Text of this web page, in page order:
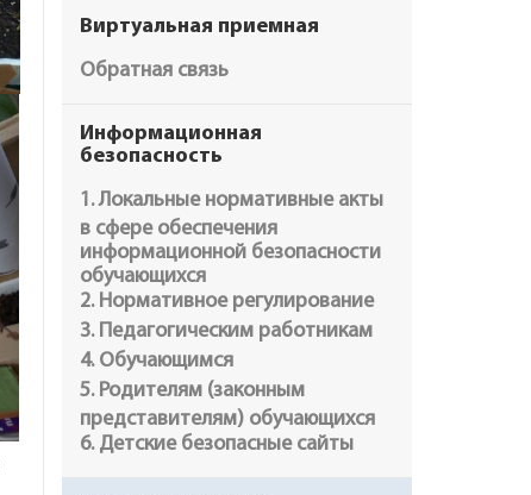
Виртуальная приемная
Обратная связь
Информационная
безопасность
1. Локальные нормативные акты
в сфере обеспечения
информационной безопасности
обучающихся
2. Нормативное регулирование
3. Педагогическим работникам
4. Обучающимся
5. Родителям (законным
представителям) обучающихся
6. Детские безопасные сайты